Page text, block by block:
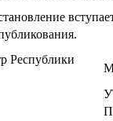
Республики